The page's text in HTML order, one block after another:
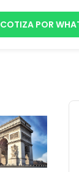
COTIZA POR